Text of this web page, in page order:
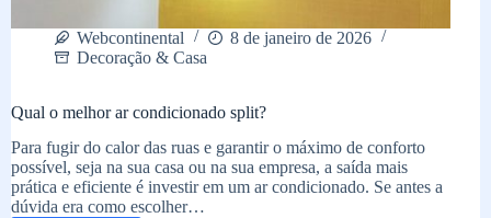
Webcontinental
8 de janeiro de 2026
Decoração & Casa
Qual o melhor ar condicionado split?
Para fugir do calor das ruas e garantir o máximo de conforto
possível, seja na sua casa ou na sua empresa, a saída mais
prática e eficiente é investir em um ar condicionado. Se antes a
dúvida era como escolher…